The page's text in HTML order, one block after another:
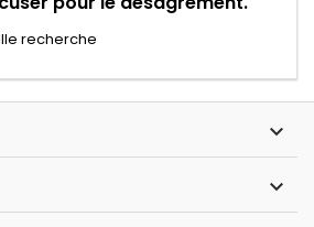
recherche

